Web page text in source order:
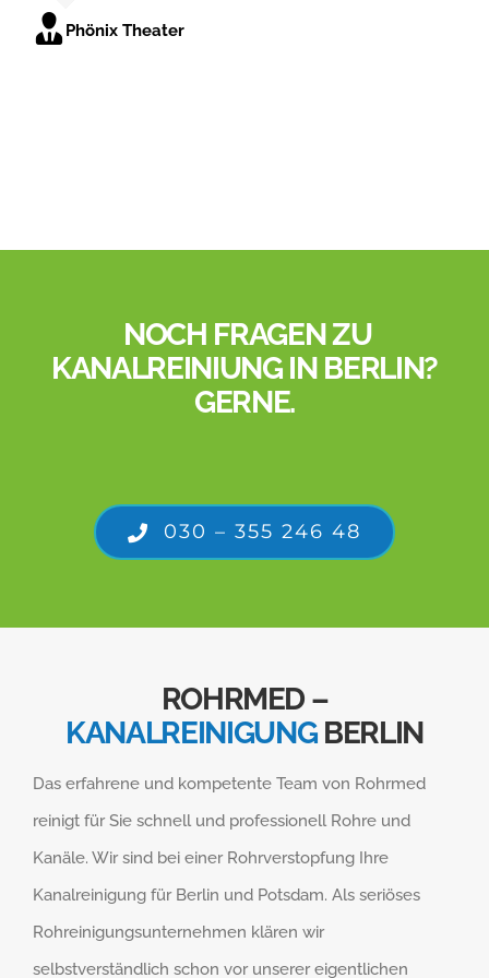
Phönix Theater
NOCH FRAGEN ZU
KANALREINIUNG IN BERLIN?
GERNE.
030 – 355 246 48
ROHRMED –
KANALREINIGUNGBERLIN
Das erfahrene und kompetente Team von Rohrmed
reinigt für Sie schnell und professionell Rohre und
Kanäle. Wir sind bei einer Rohrverstopfung Ihre
Kanalreinigung für Berlin und Potsdam. Als seriöses
Rohreinigungsunternehmen klären wir
selbstverständlich schon vor unserer eigentlichen